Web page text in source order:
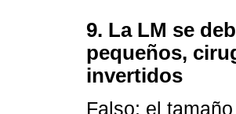
9. La LM se
pequeños,
invertidos
Falso: el